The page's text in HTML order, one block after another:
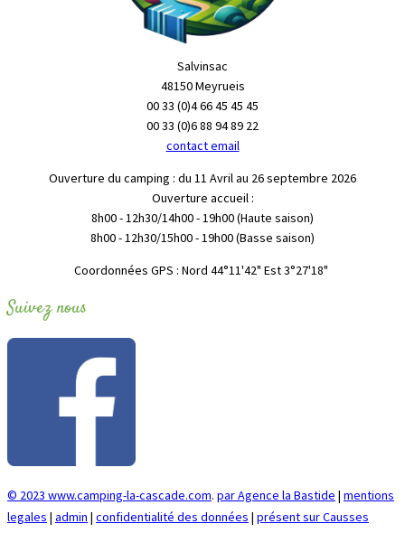
Salvinsac
48150 Meyrueis
00 33 (0)4 66 45 45 45
00 33 (0)6 88 94 89 22
contact email
Ouverture du camping : du 11 Avril au 26 septembre 2026
Ouverture accueil :
8h00 - 12h30/14h00 - 19h00 (Haute saison)
8h00 - 12h30/15h00 - 19h00 (Basse saison)
"Coordonnées GPS : Nord 44°11'42" Est 3°27'18
Suivez nous
© 2023 www.camping-la-cascade.com. par Agence la Bastide | mentions
legales | admin | confidentialité des données | présent sur Causses